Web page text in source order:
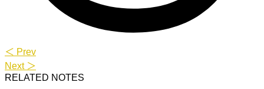
＜ Prev
Next ＞
RELATED NOTES